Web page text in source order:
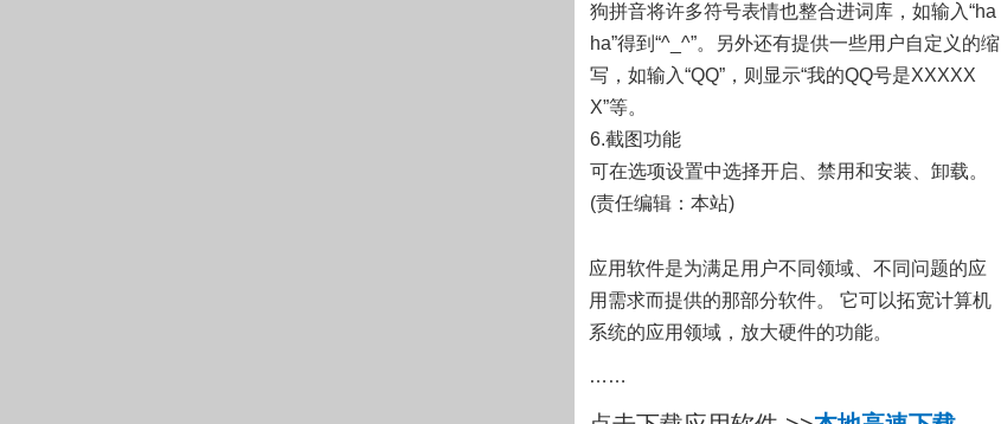
狗拼音将许多符号表情也整合进词库，如输入“ha
ha”得到“^_^”。另外还有提供一些用户自定义的缩
写，如输入“QQ”，则显示“我的QQ号是XXXXX
X”等。
6.截图功能
可在选项设置中选择开启、禁用和安装、卸载。
(责任编辑：本站)
应用软件是为满足用户不同领域、不同问题的应
用需求而提供的那部分软件。 它可以拓宽计算机
系统的应用领域，放大硬件的功能。
……